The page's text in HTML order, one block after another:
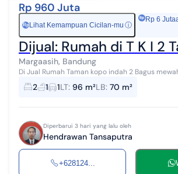
Rp 960 Juta
Rp Lihat Kemampuan Cicilan-mu ⓘ
Rp 6
Dijual: Rumah di T K I 2
Margaasih, Bandung
Di Jual Rumah Taman kopo indah 2 Bagus mewah pantai granit
plafon Tinggi Lt : 96 m² Lb : 70 m² Kt: 2 Km : 1 Garasi Hadap : barat Air
JETPUMP...
2 1 1LT: 96 m²LB: 70 m²
Diperbarui 3 hari yang lalu oleh
Hendrawan Tansaputra
+628124...